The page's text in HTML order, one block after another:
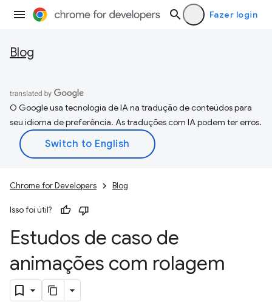
Fazer login
Blog
O Google usa tecnologia de IA na tradução de conteúdos para
seu idioma de preferência. As traduções com IA podem ter erros.
Chrome for Developers Blog
Isso foi útil?
Estudos de caso de
animações com rolagem